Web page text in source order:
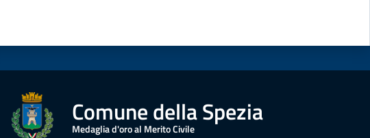
Comune della Spezia
Medaglia d'oro al Merito Civile